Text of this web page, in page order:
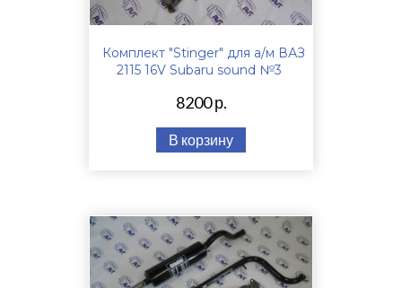
Комплект "Stinger" для а/м ВАЗ
2115 16V Subaru sound №3
8200 р.
В корзину